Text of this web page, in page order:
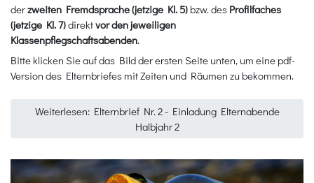
derzweiten Fremdsprache (jetzige Kl. 5) bzw. des Profilfaches
(jetzige Kl. 7)direktvor den jeweiligen
Klassenpflegschaftsabenden.
Bitte klicken Sie auf das Bild der ersten Seite unten, um eine pdf-
Version des Elternbriefes mit Zeiten und Räumen zu bekommen.
Weiterlesen: Elternbrief Nr. 2 - Einladung Elternabende
Halbjahr 2